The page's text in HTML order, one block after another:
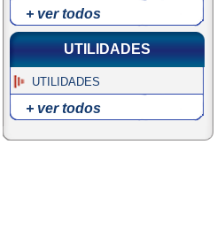
+ ver todos
UTILIDADES
UTILIDADES
+ ver todos